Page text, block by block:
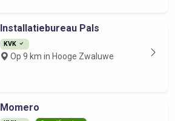
Installatiebureau Pals
KVK
Op 9 km in Hooge Zwaluwe
Momero